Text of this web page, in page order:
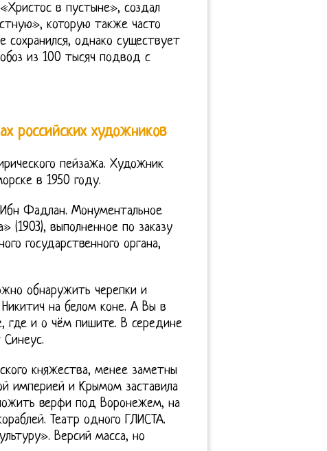
в пустыне», создал
которую также часто
сохранился, однако существует
из 100 тысяч подвод с
российских художников
пейзажа. Художник
в 1950 году.
Фадлан. Монументальное
(1903), выполненное по заказу
государственного органа,
обнаружить черепки и
на белом коне. А Вы в
где и о чём пишите. В середине
княжества, менее заметны
империей и Крымом заставила
верфи под Воронежем, на
Театр одного ГЛИСТА.
Версий масса, но